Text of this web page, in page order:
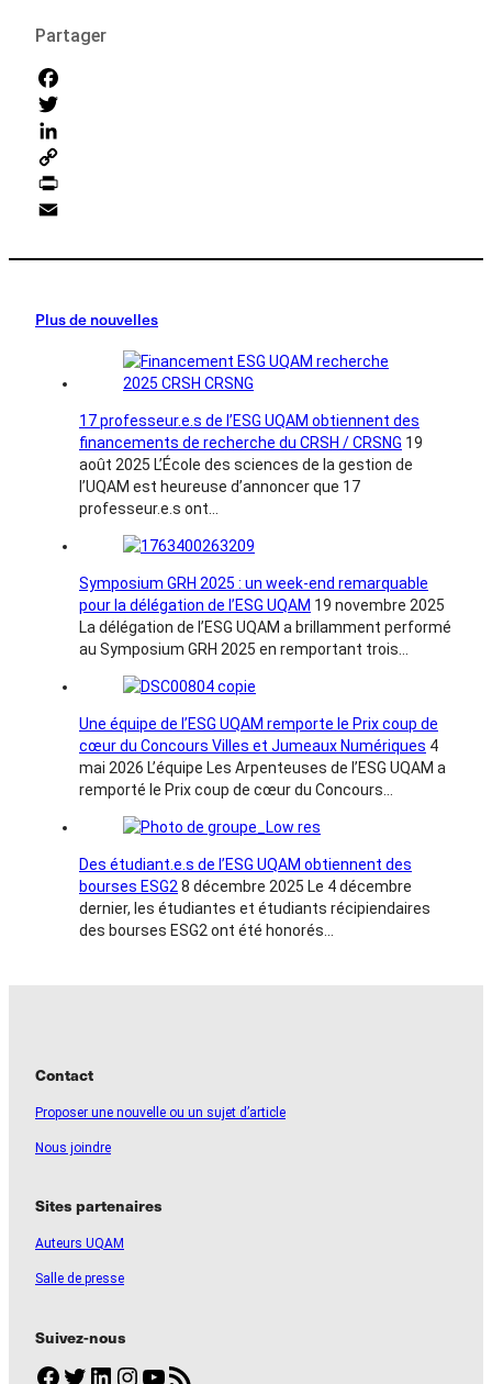
Partager
Facebook
Twitter
LinkedIn
Copy
Link
Print
Plus de nouvelles
17 professeur.e.s de l’ESG UQAM obtiennent des
financements de recherche du CRSH / CRSNG 19
août 2025 L’École des sciences de la gestion de
l’UQAM est heureuse d’annoncer que 17
professeur.e.s ont…
Symposium GRH 2025 : un week-end remarquable
pour la délégation de l’ESG UQAM 19 novembre 2025
La délégation de l’ESG UQAM a brillamment performé
au Symposium GRH 2025 en remportant trois…
Une équipe de l’ESG UQAM remporte le Prix coup de
cœur du Concours Villes et Jumeaux Numériques 4
mai 2026 L’équipe Les Arpenteuses de l’ESG UQAM a
remporté le Prix coup de cœur du Concours…
Des étudiant.e.s de l’ESG UQAM obtiennent des
bourses ESG2 8 décembre 2025 Le 4 décembre
dernier, les étudiantes et étudiants récipiendaires
des bourses ESG2 ont été honorés…
Contact
Proposer une nouvelle ou un sujet d’article
Nous joindre
Sites partenaires
Auteurs UQAM
Salle de presse
Suivez-nous
Facebook Twitter LinkedIn Instagram YouTube Flux RSS